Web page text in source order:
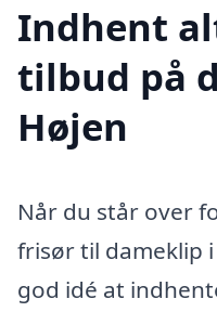
Indhent
tilbud på
Højen
Når du står over
frisør til dameklip
god idé at